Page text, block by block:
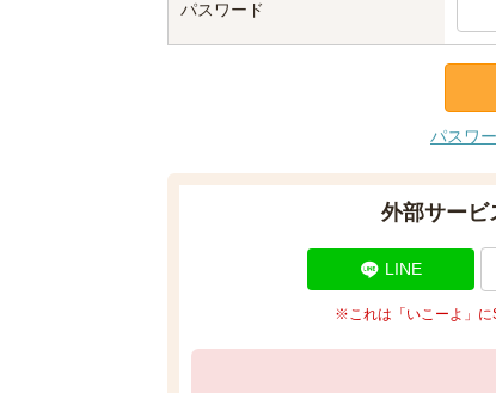
パスワード
パスワ
外部サービ
LINE
※これは「いこーよ」に